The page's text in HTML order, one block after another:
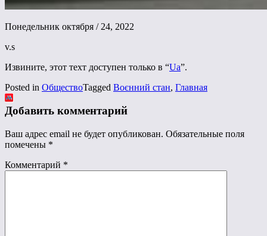
Понедельник октября / 24, 2022
v.s
Извините, этот техт доступен только в “Ua”.
Posted in ОбществоTagged Воєнний стан, Главная
Добавить комментарий
Ваш адрес email не будет опубликован. Обязательные поля
помечены *
Комментарий *